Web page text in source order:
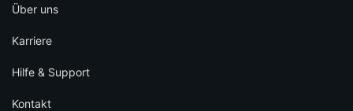
Über uns
Karriere
Hilfe & Support
Kontakt